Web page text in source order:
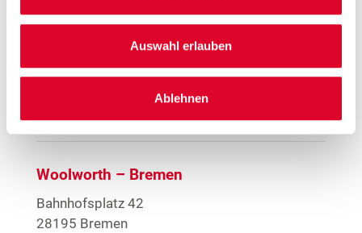
Auswahl erlauben
Ablehnen
Große Größen Damenwäsche1 Anime T-Shirts
Nur solange der Vorrat reicht.
Mehr Informationen
Woolworth – Bremen
Bahnhofsplatz 42
28195 Bremen